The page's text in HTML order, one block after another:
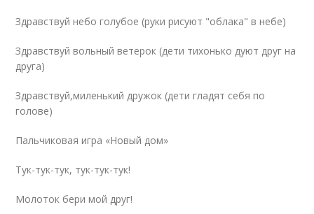
Здравствуй небо голубое (руки рисуют "облака" в небе)
Здравствуй вольный ветерок (дети тихонько дуют друг на
друга)
Здравствуй,миленький дружок (дети гладят себя по
голове)
Пальчиковая игра «Новый дом»
Тук-тук-тук, тук-тук-тук!
Молоток бери мой друг!